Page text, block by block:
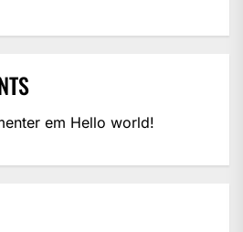
em Hello world!